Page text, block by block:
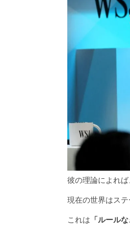
彼の理論によれば
現在の世界はス
これは 「ルール